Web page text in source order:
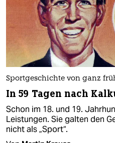
Sportgeschichte von ganz
In 59 Tagen nach
Schon im 18. und 19.
Leistungen. Sie galten den
nicht als „Sport“.